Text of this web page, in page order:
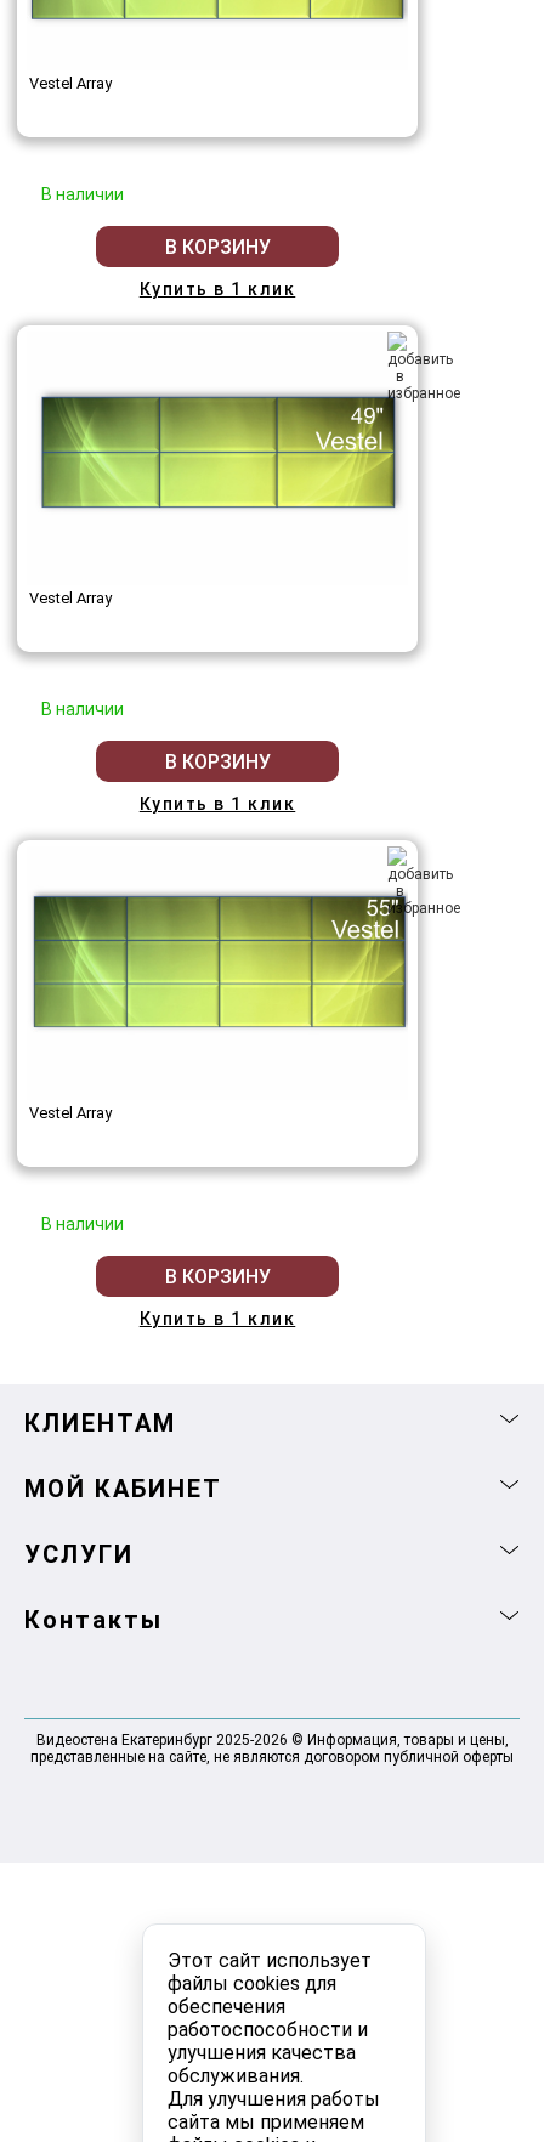
Этот сайт использует
файлы cookies для
обеспечения
работоспособности и
улучшения качества
обслуживания.
Для улучшения работы
сайта мы применяем
Vestel Array
В наличии
В КОРЗИНУ
Купить в 1 клик
Vestel Array
В наличии
В КОРЗИНУ
Купить в 1 клик
Vestel Array
В наличии
В КОРЗИНУ
Купить в 1 клик
КЛИЕНТАМ
МОЙ КАБИНЕТ
УСЛУГИ
Контакты
Видеостена Екатеринбург 2025-2026 © Информация, товары и цены,
представленные на сайте, не являются договором публичной оферты